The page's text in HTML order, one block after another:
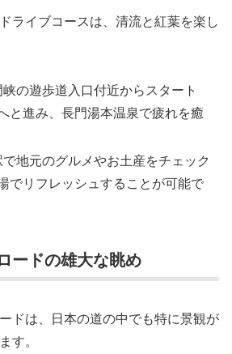
ライブコースは、清流と紅葉を楽し
峡の遊歩道入口付近からスタート
と進み、長門湯本温泉で疲れを癒
で地元のグルメやお土産をチェック
でリフレッシュすることが可能で
ードの雄大な眺め
ドは、日本の道の中でも特に景観が
す。